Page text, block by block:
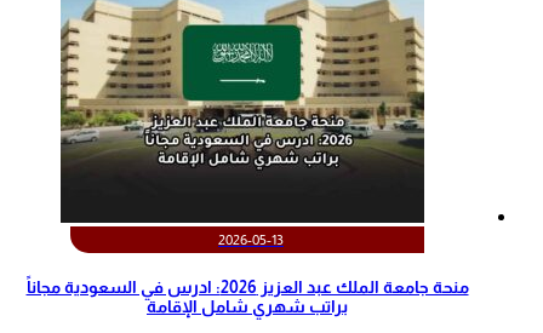
2026-05-13
منحة جامعة الملك عبد العزيز 2026: ادرس في السعودية مجاناً
براتب شهري شامل الإقامة